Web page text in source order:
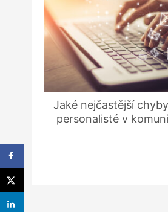
Jaké nejčastější
personalisté v